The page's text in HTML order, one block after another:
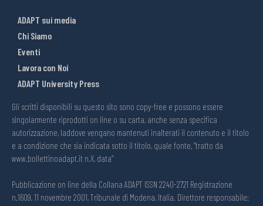
ADAPT sui media
Chi Siamo
Eventi
Lavora con Noi
ADAPT University Press
Gli scritti disponibili su questo sito sono copy-free e possono essere
singolarmente riprodotti on line o su carta, anche senza specifica
autorizzazione, laddove vengano mantenuti inalterati il contenuto e il titolo
e a condizione che sia indicata sotto il titolo, quale fonte, “tratto da
www.bollettinoadapt.it n.X, data“
Pubblicazione on line della Collana ADAPT ISSN 2240-2721 Registrazione
n.1609, 11 novembre 2001, Tribunale di Modena, Italia. Direttore responsabile: